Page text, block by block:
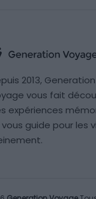
2013, Generation
vous fait
expériences
guide pour les